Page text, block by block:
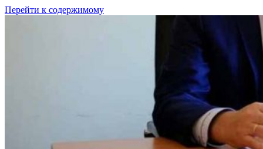
Перейти к содержимому